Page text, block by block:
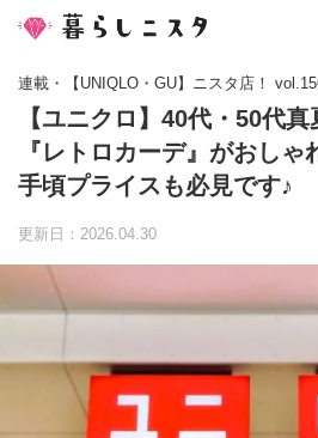
連載・【UNIQLO・GU】ニスタ店！
【ユニクロ】40代・50代
『レトロカーデ』がおし
手頃プライスも必見です♪
更新日：2026.04.30